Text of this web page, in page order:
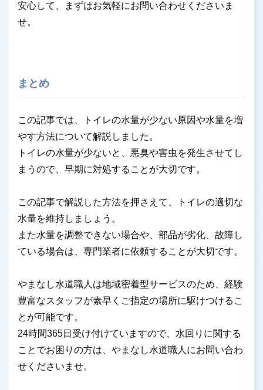
安心して、まずはお気軽にお問い合わせくださいま
せ。
まとめ
この記事では、トイレの水量が少ない原因や水量を増
やす方法について解説しました。
トイレの水量が少ないと、悪臭や害虫を発生させてし
まうので、早期に対処することが大切です。
この記事で解説した方法を押さえて、トイレの適切な
水量を維持しましょう。
また水量を調整できない場合や、部品が劣化、故障し
ている場合は、専門業者に依頼することが大切です。
やまなし水道職人は地域密着型サービスのため、経験
豊富なスタッフが素早くご指定の場所に駆けつけるこ
とが可能です。
24時間365日受け付けていますので、水回りに関する
ことでお困りの方は、やまなし水道職人にお問い合わ
せくださいませ。